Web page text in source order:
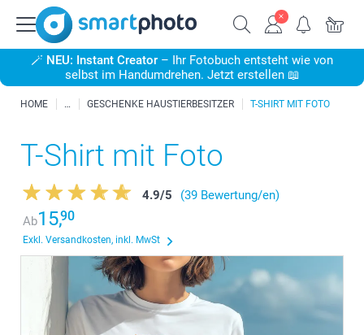
🪄 NEU: Instant Creator – Ihr Fotobuch entsteht wie von
selbst im Handumdrehen. Jetzt erstellen 📖
HOME GESCHENKE HAUSTIERBESITZER T-SHIRT MIT FOTO
T-Shirt mit Foto
4.9/5
(39 Bewertung/en)
Ab15,90
Exkl. Versandkosten, inkl. MwSt